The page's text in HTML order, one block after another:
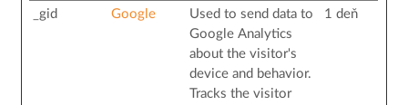
_gid Google
Used to send data to
Google Analytics
about the visitor's
device and behavior.
Tracks the visitor
1 deň